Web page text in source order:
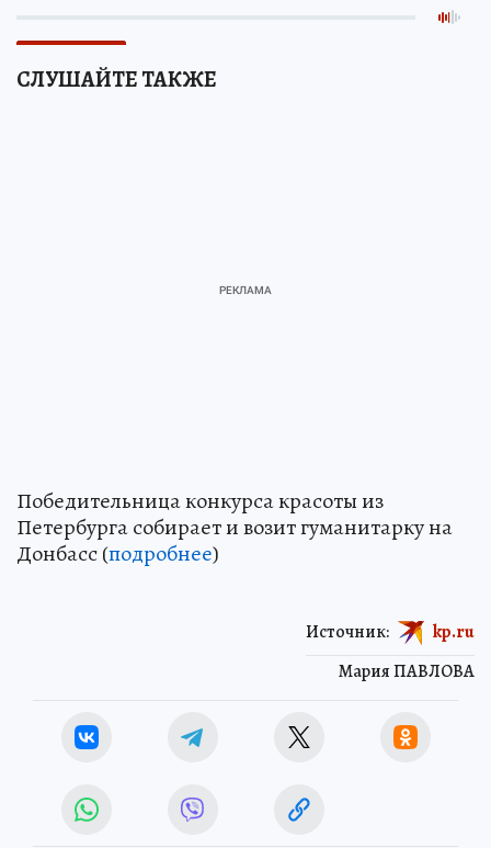
СЛУШАЙТЕ ТАКЖЕ
Победительница конкурса красоты из
Петербурга собирает и возит гуманитарку на
Донбасс (подробнее)
Мария ПАВЛОВА
Источник: kp.ru